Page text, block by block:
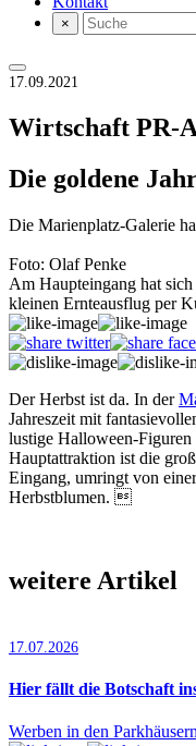
×
17.09.2021
Wirtschaft PR-
Die goldene
Die Marienplatz-Galerie
Foto: Olaf Penke
Am Haupteingang hat
kleinen Ernteausflug per
Der Herbst ist da. In der
Jahreszeit mit
lustige Halloween-Figuren
Hauptattraktion ist die
Eingang, umringt von
Herbstblumen. 
weitere Artikel
17.07.2026
Hier fällt die Botschaft
Werben in den